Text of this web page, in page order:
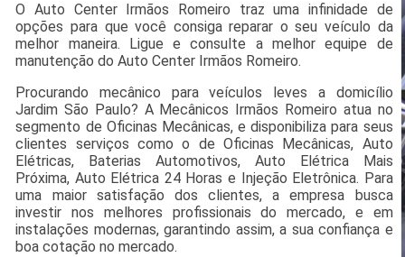
O Auto Center Irmãos Romeiro traz uma infinidade de
opções para que você consiga reparar o seu veículo da
melhor maneira. Ligue e consulte a melhor equipe de
manutenção do Auto Center Irmãos Romeiro.
Procurando mecânico para veículos leves a domicílio
Jardim São Paulo? A Mecânicos Irmãos Romeiro atua no
segmento de Oficinas Mecânicas, e disponibiliza para seus
clientes serviços como o de Oficinas Mecânicas, Auto
Elétricas, Baterias Automotivos, Auto Elétrica Mais
Próxima, Auto Elétrica 24 Horas e Injeção Eletrônica. Para
uma maior satisfação dos clientes, a empresa busca
investir nos melhores profissionais do mercado, e em
instalações modernas, garantindo assim, a sua confiança e
boa cotação no mercado.